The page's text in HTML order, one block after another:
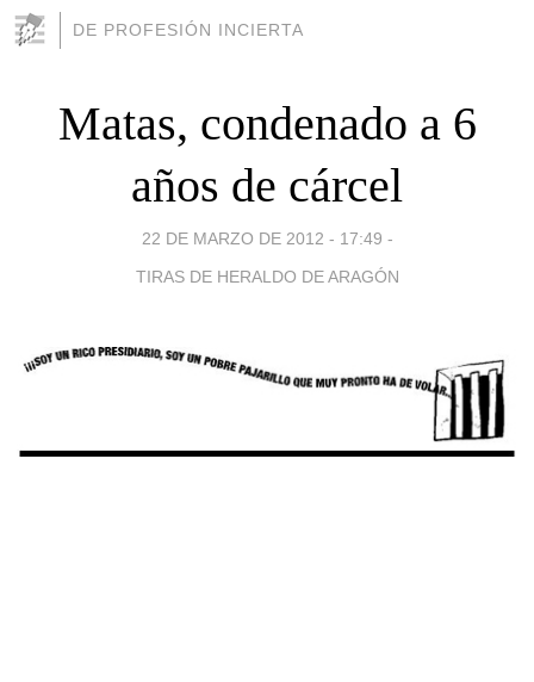
DE PROFESIÓN INCIERTA
Matas, condenado a 6
años de cárcel
22 DE MARZO DE 2012 - 17:49 -
TIRAS DE HERALDO DE ARAGÓN